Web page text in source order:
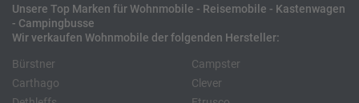
Unsere Top Marken für Wohnmobile - Reisemobile - Kastenwagen
- Campingbusse
Wir verkaufen Wohnmobile der folgenden Hersteller:
Bürstner
Carthago
Campster
Clever